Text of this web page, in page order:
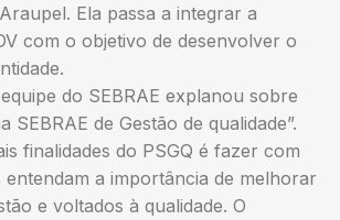
Ela passa a integrar a
com o objetivo de desenvolver o
do SEBRAE explanou sobre
SEBRAE de Gestão de qualidade”.
finalidades do PSGQ é fazer com
entendam a importância de melhorar
e voltados à qualidade. O